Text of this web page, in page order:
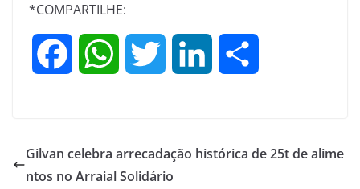
*COMPARTILHE:
e t t
Gilvan celebra arrecadação histórica de 25t de alime
ntos no Arraial Solidário